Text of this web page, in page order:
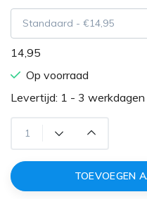
14,95
Op voorraad
Levertijd: 1 - 3 werkdagen
TOEVOEGEN